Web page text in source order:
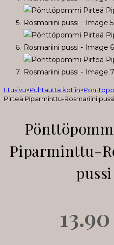
Etusivu>Puhtautta kotiin>
Pirteä Piparminttu-Rosmariini pussi
Piparminttu-
pussi
13.90